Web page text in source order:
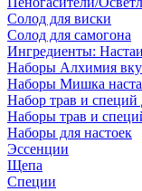
Солод для виски
Солод для самогона
Ингредиенты:
Наборы Алхимия
Наборы Мишка
Набор трав и
Наборы трав и
Наборы для настоек
Эссенции
Щепа
Специи